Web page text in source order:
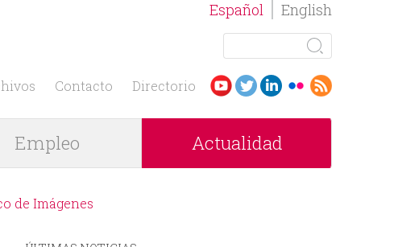
English
Español
F
r
u
s
c
a
r
Contacto Directorio
Empleo Actualidad
de Imágenes